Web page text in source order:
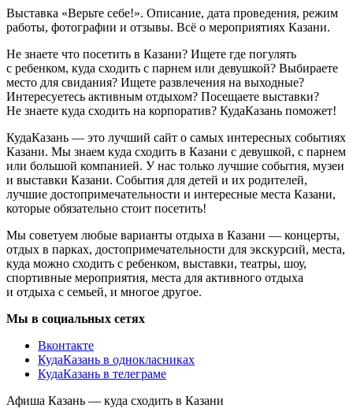
Выставка «Верьте себе!». Описание, дата проведения, режим
работы, фотографии и отзывы. Всё о мероприятиях Казани.
Не знаете что посетить в Казани? Ищете где погулять
с ребенком, куда сходить с парнем или девушкой? Выбираете
место для свидания? Ищете развлечения на выходные?
Интересуетесь активным отдыхом? Посещаете выставки?
Не знаете куда сходить на корпоратив? КудаКазань поможет!
КудаКазань — это лучший сайт о самых интересных событиях
Казани. Мы знаем куда сходить в Казани с девушкой, с парнем
или большой компанией. У нас только лучшие события, музеи
и выставки Казани. События для детей и их родителей,
лучшие достопримечательности и интересные места Казани,
которые обязательно стоит посетить!
Мы советуем любые варианты отдыха в Казани — концерты,
отдых в парках, достопримечательности для экскурсий, места,
куда можно сходить с ребенком, выставки, театры, шоу,
спортивные мероприятия, места для активного отдыха
и отдыха с семьей, и многое другое.
Мы в социальных сетях
Вконтакте
КудаКазань в однокласниках
КудаКазань в телеграме
Афиша Казань — куда сходить в Казани